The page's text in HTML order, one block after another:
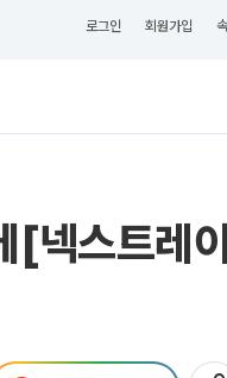
로그인 회원가입
[넥스트레